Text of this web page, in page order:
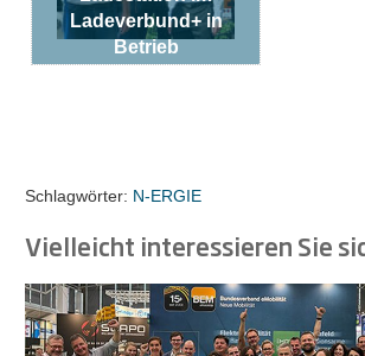
Ladeverbund+ in
Betrieb
Schlagwörter: N-ERGIE
Vielleicht interessieren Sie